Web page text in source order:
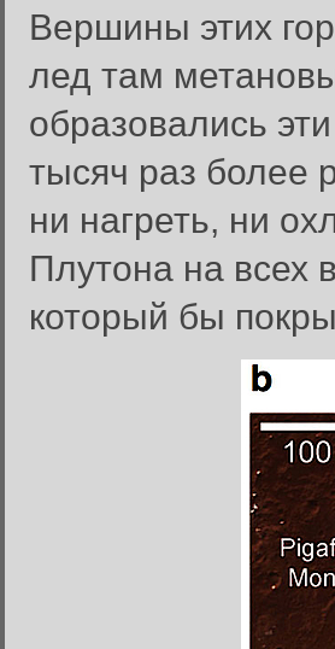
Вершины этих
лед там
образовались
тысяч раз более
ни нагреть, ни
Плутона на всех
который бы